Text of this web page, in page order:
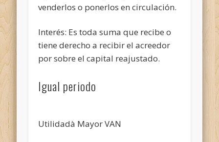
venderlos o ponerlos en circulación.
Interés: Es toda suma que recibe o
tiene derecho a recibir el acreedor
por sobre el capital reajustado.
Igual periodo
Utilidadà Mayor VAN